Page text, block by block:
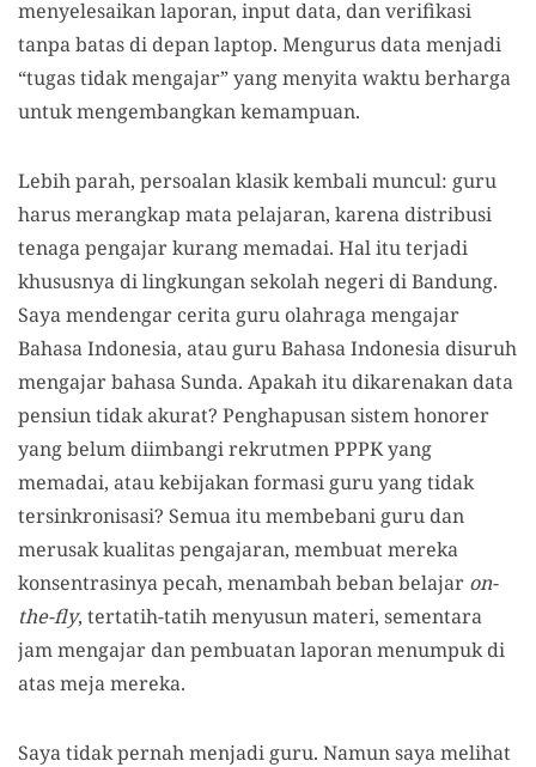
menyelesaikan laporan, input data, dan verifikasi
tanpa batas di depan laptop. Mengurus data menjadi
“tugas tidak mengajar” yang menyita waktu berharga
untuk mengembangkan kemampuan.
Lebih parah, persoalan klasik kembali muncul: guru
harus merangkap mata pelajaran, karena distribusi
tenaga pengajar kurang memadai. Hal itu terjadi
khususnya di lingkungan sekolah negeri di Bandung.
Saya mendengar cerita guru olahraga mengajar
Bahasa Indonesia, atau guru Bahasa Indonesia disuruh
mengajar bahasa Sunda. Apakah itu dikarenakan data
pensiun tidak akurat? Penghapusan sistem honorer
yang belum diimbangi rekrutmen PPPK yang
memadai, atau kebijakan formasi guru yang tidak
tersinkronisasi? Semua itu membebani guru dan
merusak kualitas pengajaran, membuat mereka
konsentrasinya pecah, menambah beban belajar on-
the-fly, tertatih-tatih menyusun materi, sementara
jam mengajar dan pembuatan laporan menumpuk di
atas meja mereka.
Saya tidak pernah menjadi guru. Namun saya melihat